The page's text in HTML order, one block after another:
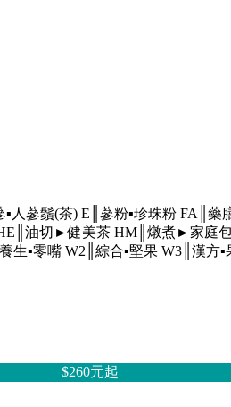
人蔘鬚(茶) E║蔘粉▪珍珠粉 FA║藥
油切►健美茶 HM║燉煮►家庭
生▪零嘴 W2║綜合▪堅果 W3║漢方▪
$260元起